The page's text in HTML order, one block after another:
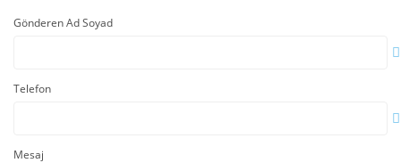
Gönderen Ad Soyad
Telefon
Mesaj